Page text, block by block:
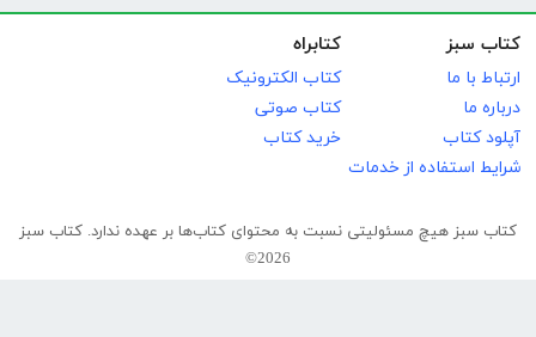
کتاب سبز
ارتباط با ما
درباره ما
آپلود کتاب
شرایط استفاده از خدمات
کتابراه
کتاب الکترونیک
کتاب صوتی
خرید کتاب
کتاب سبز هیچ مسئولیتی نسبت به محتوای کتاب‌ها بر عهده ندارد. کتاب سبز
2026©